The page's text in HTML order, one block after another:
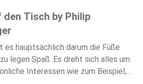
den Tisch by Philip
es hauptsächlich darum die Füße
legen Spaß. Es dreht sich alles um
Interessen wie zum Beispiel,